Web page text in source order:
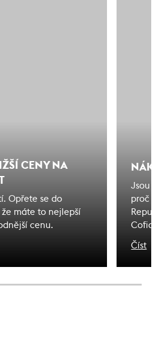
CENY NA
Opřete se do
máte to nejlepší
cenu.
Jsou
proč
na
Číst